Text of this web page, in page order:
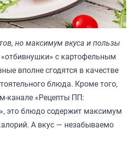
но максимум вкуса и пользы
с картофельным
вполне сгодятся в качестве
блюда. Кроме того,
канале «Рецепты ПП:
», это блюдо содержит максимум
А вкус — незабываемо